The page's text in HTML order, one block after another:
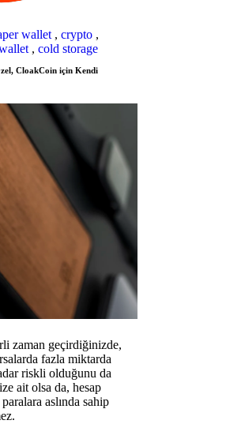
wallet , crypto ,
, cold storage
CloakCoin için Kendi
zaman geçirdiğinizde,
fazla miktarda
riskli olduğunu da
ait olsa da, hesap
aslında sahip